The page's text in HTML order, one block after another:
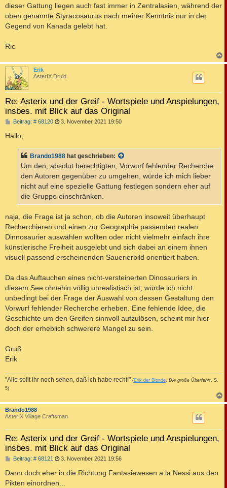
dieser Gattung liegen auch fast immer in Zentralasien, während der
oben genannte Styracosaurus nach meiner Kenntnis nur in der
Gegend von Kanada gelebt hat.
Ric
a
Erik
AsterIX Druid
Re: Asterix und der Greif - Wortspiele und Anspielungen,
insbes. mit Blick auf das Original
Beitrag: # 68120B
r
a
3. November 2021 19:50
Hallo,
Brando1988 hat geschrieben:
Um den, absolut berechtigten, Vorwurf fehlender Recherche
den Autoren gegenüber zu umgehen, würde ich mich lieber
nicht auf eine spezielle Gattung festlegen sondern eher auf
die Gruppe einschränken.
naja, die Frage ist ja schon, ob die Autoren insoweit überhaupt
Recherchieren und einen zur Geographie passenden realen
Dinnosaurier auswählen wollten oder nicht vielmehr einfach ihre
künstlerische Freiheit ausgelebt und sich dabei an einem ihnen
visuell passend erscheinenden Sauerierbild orientiert haben.
Da das Auftauchen eines nicht-versteinerten Dinosauriers in
diesem See ohnehin völlig unrealistisch ist, würde ich nicht
unbedingt bei der Frage der Auswahl von dessen Gestaltung den
Vorwurf fehlender Recherche erheben. Eine fehlende Idee, die
Geschichte um den Greifen sinnvoll aufzulösen, scheint mir hier
doch der erheblich schwerere Mangel zu sein.
Gruß
Erik
"Alle sollt ihr noch sehen, daß ich habe recht!" (Erik der Blonde Die große Überfahrt , S.
5)
a
Brando1988
AsterIX Village Craftsman
Re: Asterix und der Greif - Wortspiele und Anspielungen,
insbes. mit Blick auf das Original
Beitrag: # 68121 B
i
r
3. November 2021 19:56
Dann doch eher in die Richtung Fantasiewesen a la Nessi aus den
Pikten einordnen...